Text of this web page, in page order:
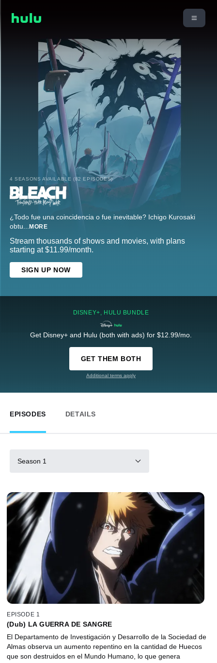
4 SEASONS AVAILABLE (82 EPISODES)
¿Todo fue una coincidencia o fue inevitable? Ichigo Kurosaki
obtu... MORE
Stream thousands of shows and movies, with plans
starting at $11.99/month.
SIGN UP NOW
DISNEY+, HULU BUNDLE
Get Disney+ and Hulu (both with ads) for $12.99/mo.
GET THEM BOTH
Additional terms apply
EPISODES DETAILS
Season 1
EPISODE 1
(Dub) LA GUERRA DE SANGRE
El Departamento de Investigación y Desarrollo de la Sociedad de
Almas observa un aumento repentino en la cantidad de Huecos
que son destruidos en el Mundo Humano, lo que genera